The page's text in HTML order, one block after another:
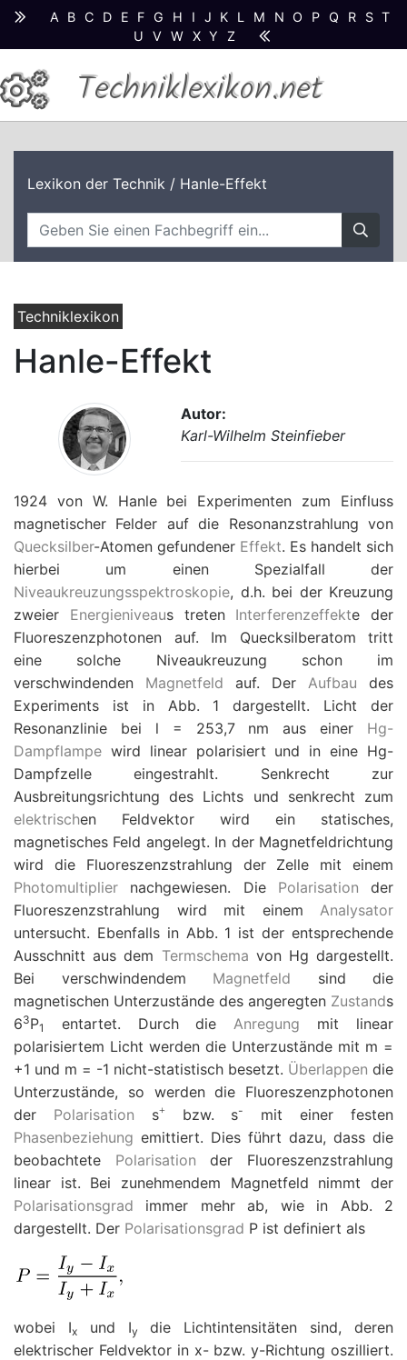
A B C D E F G H I J K L M N O P Q R S T
U
V W X Y Z
Techniklexikon.net
Lexikon der Technik / Hanle-Effekt
Techniklexikon
Hanle-Effekt
Autor:
Karl-Wilhelm Steinfieber
1924 von W. Hanle bei Experimenten zum Einfluss
magnetischer Felder auf die Resonanzstrahlung von
Quecksilber-Atomen gefundener Effekt. Es handelt sich
hierbei um einen Spezialfall der
Niveaukreuzungsspektroskopie, d.h. bei der Kreuzung
zweier Energieniveaus treten Interferenzeffekte der
Fluoreszenzphotonen auf. Im Quecksilberatom tritt
eine solche Niveaukreuzung schon im
verschwindenden Magnetfeld auf. Der Aufbau des
Experiments ist in Abb. 1 dargestellt. Licht der
Resonanzlinie bei l = 253,7 nm aus einer Hg-
Dampflampe wird linear polarisiert und in eine Hg-
Dampfzelle eingestrahlt. Senkrecht zur
Ausbreitungsrichtung des Lichts und senkrecht zum
elektrischen Feldvektor wird ein statisches,
magnetisches Feld angelegt. In der Magnetfeldrichtung
wird die Fluoreszenzstrahlung der Zelle mit einem
Photomultiplier nachgewiesen. Die Polarisation der
Fluoreszenzstrahlung wird mit einem Analysator
untersucht. Ebenfalls in Abb. 1 ist der entsprechende
Ausschnitt aus dem Termschema von Hg dargestellt.
Bei verschwindendem Magnetfeld sind die
magnetischen Unterzustände des angeregten Zustands
63P1 entartet. Durch dieAnregung mit linear
polarisiertem Licht werden die Unterzustände mit m =
+1 und m = -1 nicht-statistisch besetzt. Überlappen die
Unterzustände, so werden die Fluoreszenzphotonen
der Polarisation s+ bzw. s-
mit einer festen
Phasenbeziehung emittiert. Dies führt dazu, dass die
beobachtete Polarisation der Fluoreszenzstrahlung
linear ist. Bei zunehmendem Magnetfeld nimmt der
Polarisationsgrad immer mehr ab, wie in Abb. 2
dargestellt. Der Polarisationsgrad P ist definiert als
wobei Ixund Iy
die Lichtintensitäten sind, deren
elektrischer Feldvektor in x- bzw.y-Richtung oszilliert.